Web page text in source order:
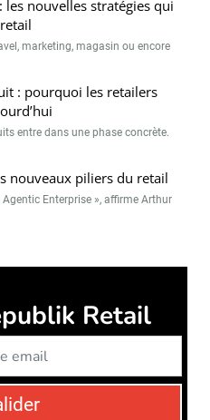
nouvelles stratégies qui
marketing, magasin ou encore
: pourquoi les retailers
entre dans une phase concrète.
nouveaux piliers du retail
Enterprise », affirme Arthur
vous donne rendez-vous
donne rendez-vous aux décideurs
: présentez votre projet